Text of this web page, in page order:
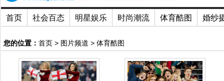
首页 社会百态 明星娱乐 时尚潮流 体育酷图 婚纱
您的位置： 首页 > 图片频道 > 体育酷图